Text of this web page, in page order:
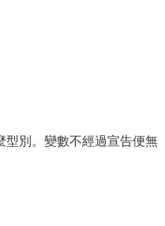
型別。變數不經過宣告便無